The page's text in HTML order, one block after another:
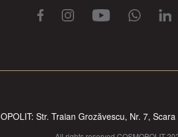
Str. Traian Grozăvescu, Nr. 7,